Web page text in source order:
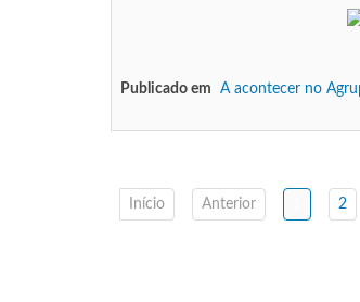
Publicado em A acontecer no
Início Anterior 2